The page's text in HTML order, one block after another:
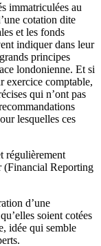
immatriculées au
cotation dite
et les fonds
indiquer dans leur
principes
londonienne. Et si
exercice comptable,
qui n’ont pas
lesquelles ces
régulièrement
(Financial Reporting
d’une
soient cotées
idée qui semble